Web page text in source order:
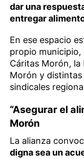
dar una
entregar
En ese espacio
propio municipio,
Cáritas Morón, la
Morón y
sindicales
“Asegurar el
Morón
La alianza
digna sea un